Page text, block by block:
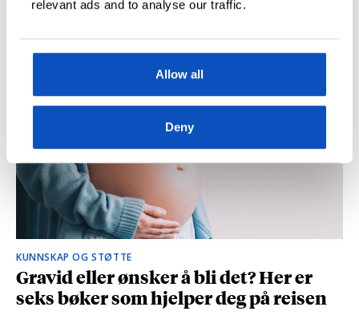
relevant ads and to analyse our traffic.
Allow all
Deny
og spionasje ble helt uinteressant i
KUNNSKAP OG STØTTE
Gravid eller ønsker å bli det? Her er
seks bøker som hjelper deg på reisen